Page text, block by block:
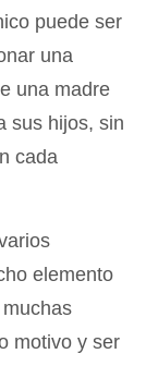
puede ser
una
una madre
sus hijos, sin
cada
elemento
motivo y ser